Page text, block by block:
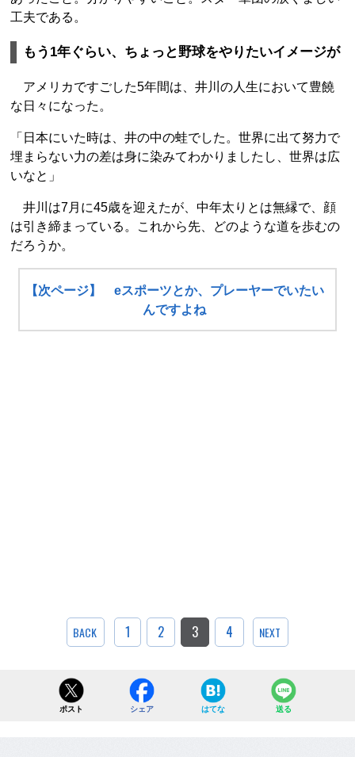
工夫である。
もう1年ぐらい、ちょっと野球をやりたいイメージが
アメリカですごした5年間は、井川の人生において豊饒
な日々になった。
「日本にいた時は、井の中の蛙でした。世界に出て努力で
埋まらない力の差は身に染みてわかりましたし、世界は広
いなと」
井川は7月に45歳を迎えたが、中年太りとは無縁で、顔
は引き締まっている。これから先、どのような道を歩むの
だろうか。
【次ページ】 eスポーツとか、プレーヤーでいたい
んですよね
BACK 1 2 3 4 NEXT
ポスト シェア はてな 送る